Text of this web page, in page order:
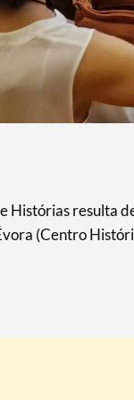
Histórias resulta
(Centro